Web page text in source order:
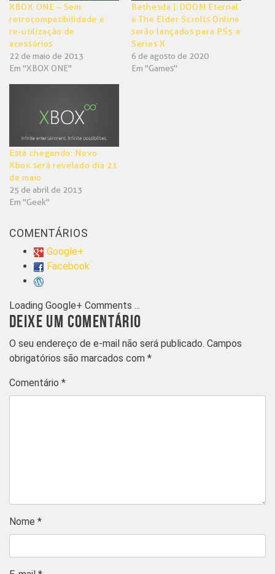
XBOX ONE – Sem
retrocompatibilidade e
re-utilização de
acessórios
22 de maio de 2013
Em "XBOX ONE"
Bethesda | DOOM Eternal
e The Elder Scrolls Online
serão lançados para PS5 e
Series X
6 de agosto de 2020
Em "Games"
Está chegando: Novo
Xbox será revelado dia 21
de maio
25 de abril de 2013
Em "Geek"
COMENTÁRIOS
Google+
Facebook
Loading Google+ Comments ...
DEIXE UM COMENTÁRIO
O seu endereço de e-mail não será publicado. Campos
obrigatórios são marcados com *
Comentário *
Nome *